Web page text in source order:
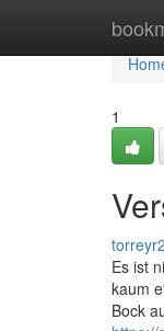
1
Es ist
kaum
Bock